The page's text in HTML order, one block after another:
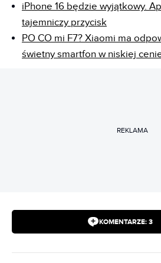
iPhone 16 będzie wyjątkowy.
tajemniczy przycisk
PO CO mi F7? Xiaomi ma
świetny smartfon w niskiej
REKLAMA
KOMENTARZE: 3